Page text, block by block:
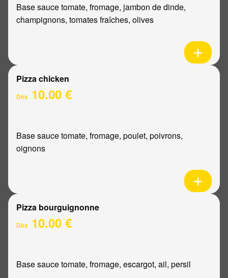
Base sauce tomate, fromage, jambon de dinde,
champignons, tomates fraîches, olives
Pizza chicken
Dès 10.00 €
Base sauce tomate, fromage, poulet, poivrons,
oignons
Pizza bourguignonne
Dès 10.00 €
Base sauce tomate, fromage, escargot, ail, persil